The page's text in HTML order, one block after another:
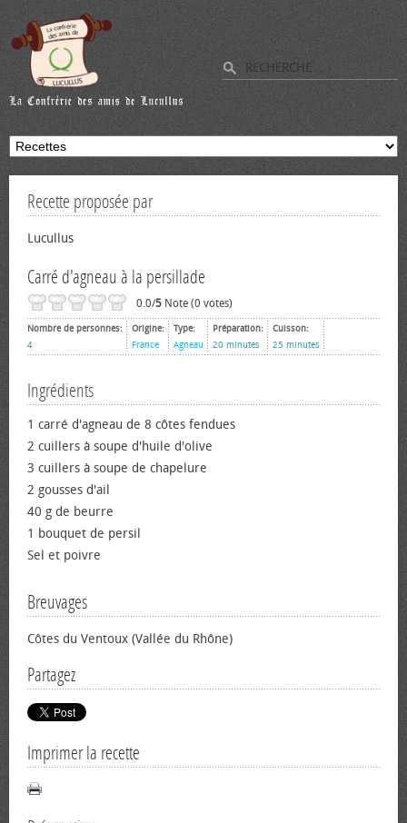
Recette proposée par
Lucullus
Carré d'agneau à la persillade
0.0/5 Note (0 votes)
Nombre de personnes:
4
Origine:
France
Type:
Agneau
Préparation:
20 minutes
Cuisson:
25 minutes
Ingrédients
1 carré d'agneau de 8 côtes fendues
2 cuillers à soupe d'huile d'olive
3 cuillers à soupe de chapelure
2 gousses d'ail
40 g de beurre
1 bouquet de persil
Sel et poivre
Breuvages
Côtes du Ventoux (Vallée du Rhône)
Partagez
Imprimer la recette